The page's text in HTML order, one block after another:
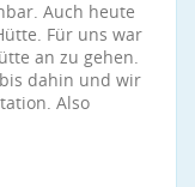
Auch heute
Für uns war
an zu gehen.
dahin und wir
Also